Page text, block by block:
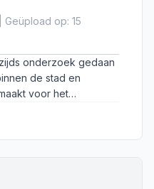
Geüpload op: 15
onderzoek gedaan
de stad en
voor het
Zuid, waarbij slim